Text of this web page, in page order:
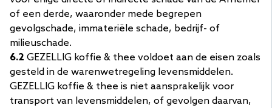
of een derde, waaronder mede begrepen
gevolgschade, immateriële schade, bedrijf- of
milieuschade.
6.2 GEZELLIG koffie & thee voldoet aan de eisen zoals
gesteld in de warenwetregeling levensmiddelen.
GEZELLIG koffie & thee is niet aansprakelijk voor
transport van levensmiddelen, of gevolgen daarvan,
Vraag offerte aan